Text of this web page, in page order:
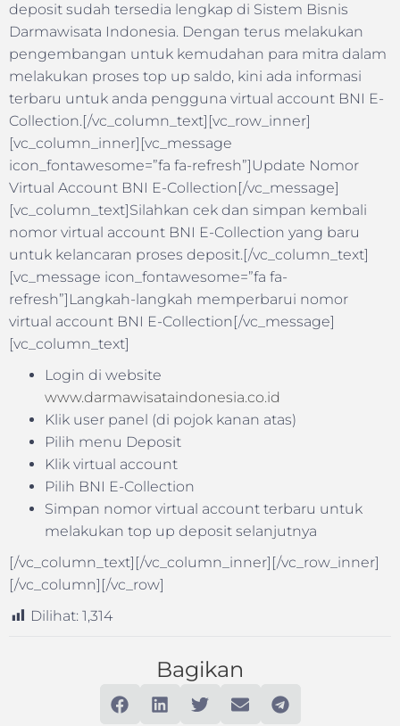
deposit sudah tersedia lengkap di Sistem Bisnis
Darmawisata Indonesia. Dengan terus melakukan
pengembangan untuk kemudahan para mitra dalam
melakukan proses top up saldo, kini ada informasi
terbaru untuk anda pengguna virtual account BNI E-
Collection.[/vc_column_text][vc_row_inner]
[vc_column_inner][vc_message
icon_fontawesome=”fa fa-refresh”]Update Nomor
Virtual Account BNI E-Collection[/vc_message]
[vc_column_text]Silahkan cek dan simpan kembali
nomor virtual account BNI E-Collection yang baru
untuk kelancaran proses deposit.[/vc_column_text]
[vc_message icon_fontawesome=”fa fa-
refresh”]Langkah-langkah memperbarui nomor
virtual account BNI E-Collection[/vc_message]
[vc_column_text]
Login di website
www.darmawisataindonesia.co.id
Klik user panel (di pojok kanan atas)
Pilih menu Deposit
Klik virtual account
Pilih BNI E-Collection
Simpan nomor virtual account terbaru untuk
melakukan top up deposit selanjutnya
[/vc_column_text][/vc_column_inner][/vc_row_inner]
[/vc_column][/vc_row]
Dilihat: 1,314
Bagikan